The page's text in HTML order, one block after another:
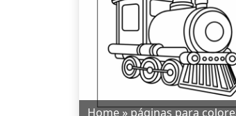
Home»páginas para